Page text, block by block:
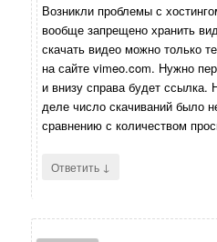
Возникли проблемы с
вообще запрещено хранить
скачать видео можно только
на сайте vimeo.com. Нужно
и внизу справа будет ссылка.
деле число скачиваний было
сравнению с количеством
Ответить ↓